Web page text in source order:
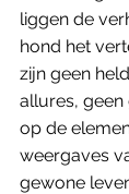
liggen de
hond het
zijn geen
allures,
op de
weergaves
gewone